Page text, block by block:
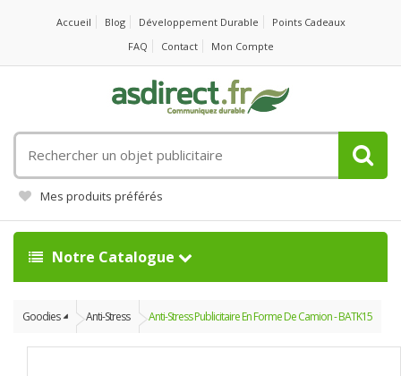
Accueil Blog Développement Durable
Points Cadeaux
FAQ
Contact Mon Compte
un
objet
publicitaire
Mes produits préférés
Notre Catalogue
Goodies Anti-Stress Anti-Stress Publicitaire En Forme De Camion - BATK15